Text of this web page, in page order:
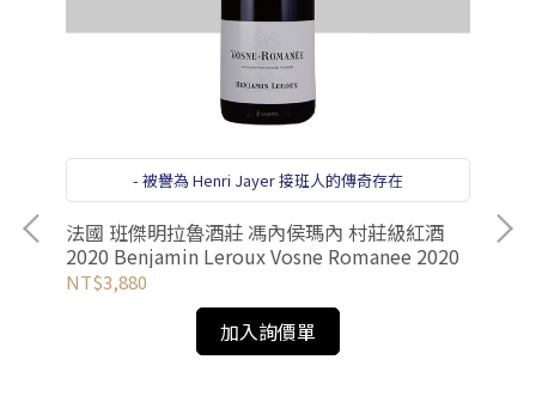
- 被譽為 Henri Jayer 接班人的傳奇存在
法國 班傑明拉魯酒莊 馮內侯瑪內 村莊級紅酒
2020 Benjamin Leroux Vosne Romanee 2020
NT$3,880
加入詢價單